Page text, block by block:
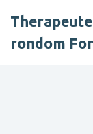
rondom